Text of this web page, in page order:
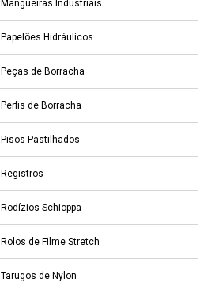
Mangueiras Industriais
Papelões Hidráulicos
Peças de Borracha
Perfis de Borracha
Pisos Pastilhados
Registros
Rodízios Schioppa
Rolos de Filme Stretch
Tarugos de Nylon